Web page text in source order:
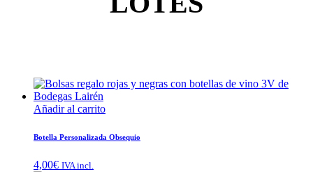
Añadir al carrito
Botella Personalizada Obsequio
4,00€ IVA incl.